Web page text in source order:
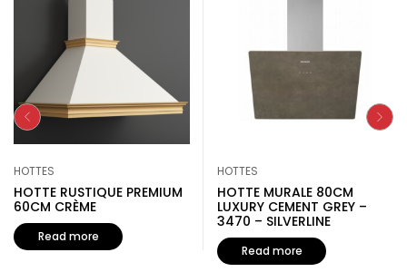
HOTTES
HOTTE RUSTIQUE PREMIUM
60CM CRÈME
Read more
HOTTES
HOTTE MURALE 80CM
LUXURY CEMENT GREY –
3470 – SILVERLINE
Read more